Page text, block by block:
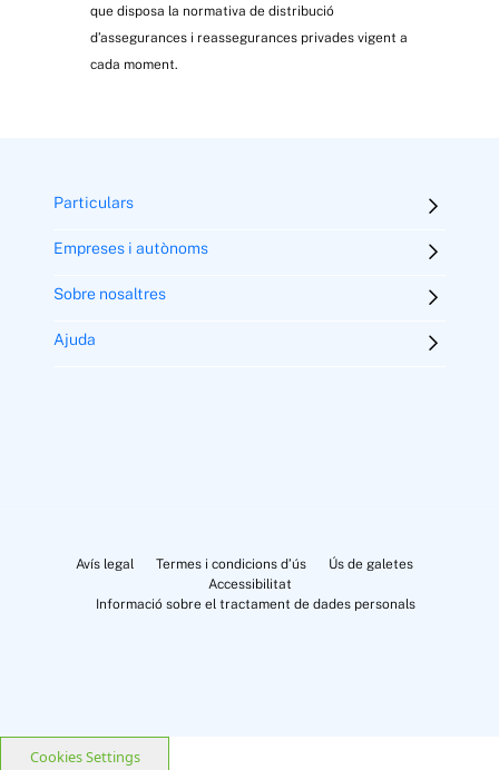
que disposa la normativa de distribució
d’assegurances i reassegurances privades vigent a
cada moment.
Particulars
Empreses i autònoms
Sobre nosaltres
Ajuda
Avís legal Termes i condicions d’ús
Ús de galetes
Accessibilitat
Informació sobre el tractament de dades personals
Cookies Settings